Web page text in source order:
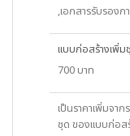
,เอกสารรับรอง
แบบก่อสร้างเพิ่ม
700 บาท
เป็นราคาเพิ่มจา
ชุด ของแบบก่อส